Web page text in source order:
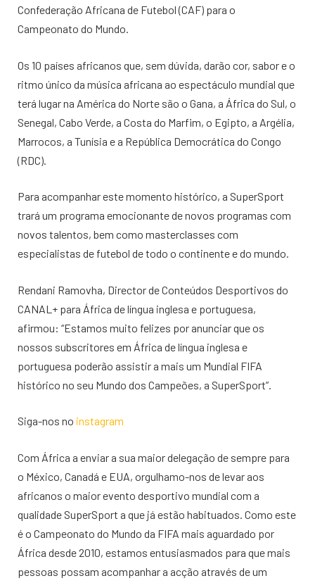
Confederação Africana de Futebol (CAF) para o
Campeonato do Mundo.
Os 10 países africanos que, sem dúvida, darão cor, sabor e o
ritmo único da música africana ao espectáculo mundial que
terá lugar na América do Norte são o Gana, a África do Sul, o
Senegal, Cabo Verde, a Costa do Marfim, o Egipto, a Argélia,
Marrocos, a Tunísia e a República Democrática do Congo
(RDC).
Para acompanhar este momento histórico, a SuperSport
trará um programa emocionante de novos programas com
novos talentos, bem como masterclasses com
especialistas de futebol de todo o continente e do mundo.
Rendani Ramovha, Director de Conteúdos Desportivos do
CANAL+ para África de língua inglesa e portuguesa,
afirmou: “Estamos muito felizes por anunciar que os
nossos subscritores em África de língua inglesa e
portuguesa poderão assistir a mais um Mundial FIFA
histórico no seu Mundo dos Campeões, a SuperSport”.
Siga-nos no instagram
Com África a enviar a sua maior delegação de sempre para
o México, Canadá e EUA, orgulhamo-nos de levar aos
africanos o maior evento desportivo mundial com a
qualidade SuperSport a que já estão habituados. Como este
é o Campeonato do Mundo da FIFA mais aguardado por
África desde 2010, estamos entusiasmados para que mais
pessoas possam acompanhar a acção através de um